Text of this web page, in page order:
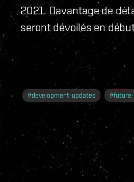
2021. Davantage de
seront dévoilés en
#development-updates #